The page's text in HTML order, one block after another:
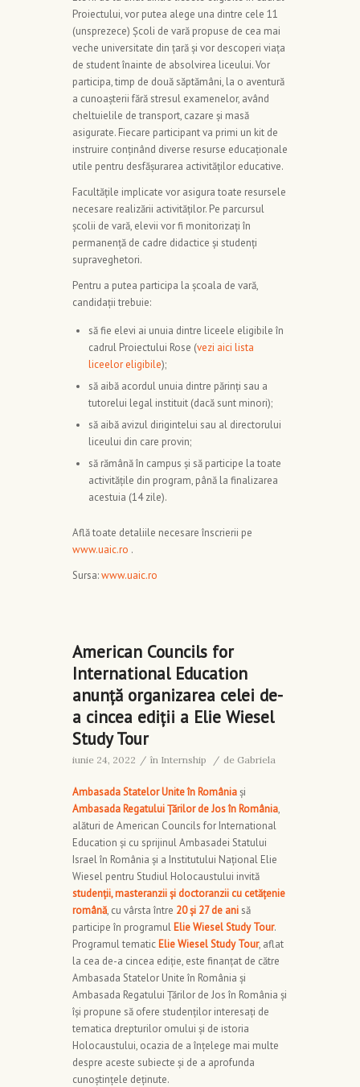
Proiectului, vor putea alege una dintre cele 11
(unsprezece) Școli de vară propuse de cea mai
veche universitate din țară și vor descoperi viaţa
de student înainte de absolvirea liceului. Vor
participa, timp de două săptămâni, la o aventură
a cunoașterii fără stresul examenelor, având
cheltuielile de transport, cazare și masă
asigurate. Fiecare participant va primi un kit de
instruire conținând diverse resurse educaționale
utile pentru desfășurarea activităților educative.
Facultățile implicate vor asigura toate resursele
necesare realizării activităților. Pe parcursul
școlii de vară, elevii vor fi monitorizați în
permanență de cadre didactice și studenți
supraveghetori.
Pentru a putea participa la școala de vară,
candidații trebuie:
să fie elevi ai unuia dintre liceele eligibile în
cadrul Proiectului Rose (vezi aici lista
liceelor eligibile);
să aibă acordul unuia dintre părinți sau a
tutorelui legal instituit (dacă sunt minori);
să aibă avizul dirigintelui sau al directorului
liceului din care provin;
să rămână în campus și să participe la toate
activitățile din program, până la finalizarea
acestuia (14 zile).
Află toate detaliile necesare înscrierii pe
www.uaic.ro .
Sursa:www.uaic.ro
American Councils for
International Education
anunță organizarea celei de-
a cincea ediții a Elie Wiesel
Study Tour
iunie 24, 2022 / în Internship / de Gabriela
Ambasada Statelor Unite în Româniași
Ambasada Regatului Țărilor de Jos în România,
alături de American Councils for International
Education și cu sprijinul Ambasadei Statului
Israel în România și a Institutului Național Elie
Wiesel pentru Studiul Holocaustului invită
studenții, masteranzii și doctoranzii cu cetățenie
română, cu vârsta între 20 și 27 de anisă
participe în programulElie Wiesel Study Tour.
Programul tematicElie Wiesel Study Tour, aflat
la cea de-a cincea ediție, este finanțat de către
Ambasada Statelor Unite în România și
Ambasada Regatului Țărilor de Jos în România și
își propune să ofere studenților interesați de
tematica drepturilor omului și de istoria
Holocaustului, ocazia de a înțelege mai multe
despre aceste subiecte și de a aprofunda
cunoștințele deținute.